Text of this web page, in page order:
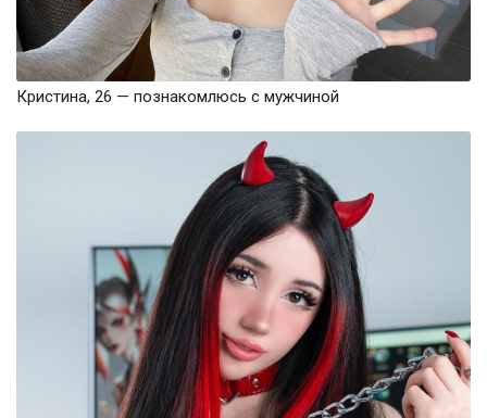
Кристина, 26 — познакомлюсь с мужчиной